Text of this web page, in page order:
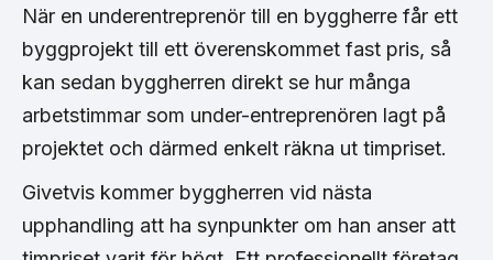
När en underentreprenör till en byggherre får ett
byggprojekt till ett överenskommet fast pris, så
kan sedan byggherren direkt se hur många
arbetstimmar som under-entreprenören lagt på
projektet och därmed enkelt räkna ut timpriset.
Givetvis kommer byggherren vid nästa
upphandling att ha synpunkter om han anser att